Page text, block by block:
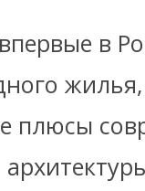
в
плюсы